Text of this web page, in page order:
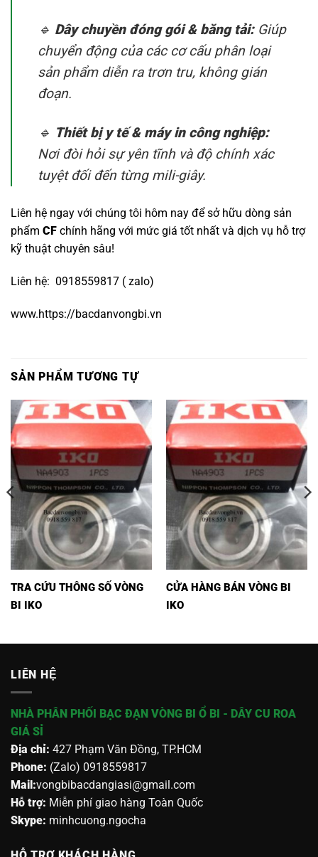
🔹 Dây chuyền đóng gói & băng tải:Giúp
chuyển động của các cơ cấu phân loại
sản phẩm diễn ra trơn tru, không gián
đoạn.
🔹 Thiết bị y tế & máy in công nghiệp:
Nơi đòi hỏi sự yên tĩnh và độ chính xác
tuyệt đối đến từng mili-giây.
Liên hệ ngay với chúng tôi hôm nay để sở hữu dòng sản
phẩm CF chính hãng với mức giá tốt nhất và dịch vụ hỗ trợ
kỹ thuật chuyên sâu!
Liên hệ: 0918559817 ( zalo)
www.https://bacdanvongbi.vn
SẢN PHẨM TƯƠNG TỰ
TRA CỨU THÔNG SỐ VÒNG
BI IKO
CỬA HÀNG BÁN VÒNG BI
IKO
LIÊN HỆ
NHÀ PHÂN PHỐI BẠC ĐẠN VÒNG BI Ổ BI - DÂY CU ROA
GIÁ SỈ
Địa chỉ: 427 Phạm Văn Đồng, TP.HCM
Phone: (Zalo) 0918559817
Mail:vongbibacdangiasi@gmail.com
Hỗ trợ: Miễn phí giao hàng Toàn Quốc
Skype: minhcuong.ngocha